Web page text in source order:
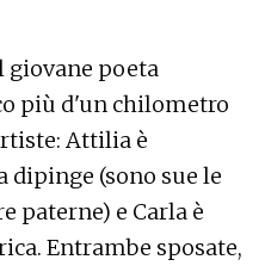
giovane poeta
più d'un chilometro
Attilia è
dipinge (sono sue le
paterne) e Carla è
Entrambe sposate,